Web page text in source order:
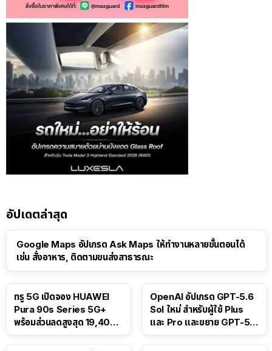
อัปเดตล่าสุด
Google Maps อัปเกรด Ask Maps ให้ทำงานหลายขั้นตอนได้
เช่น สั่งอาหาร, ติดตามขนส่งสาธารณะ
ทรู 5G เปิดจอง HUAWEI
Pura 90s Series 5G+
พร้อมส่วนลดสูงสุด 19,400
OpenAI อัปเกรด GPT-5.6
Sol ใหม่ สำหรับผู้ใช้ Plus
และ Pro และขยาย GPT-5.6